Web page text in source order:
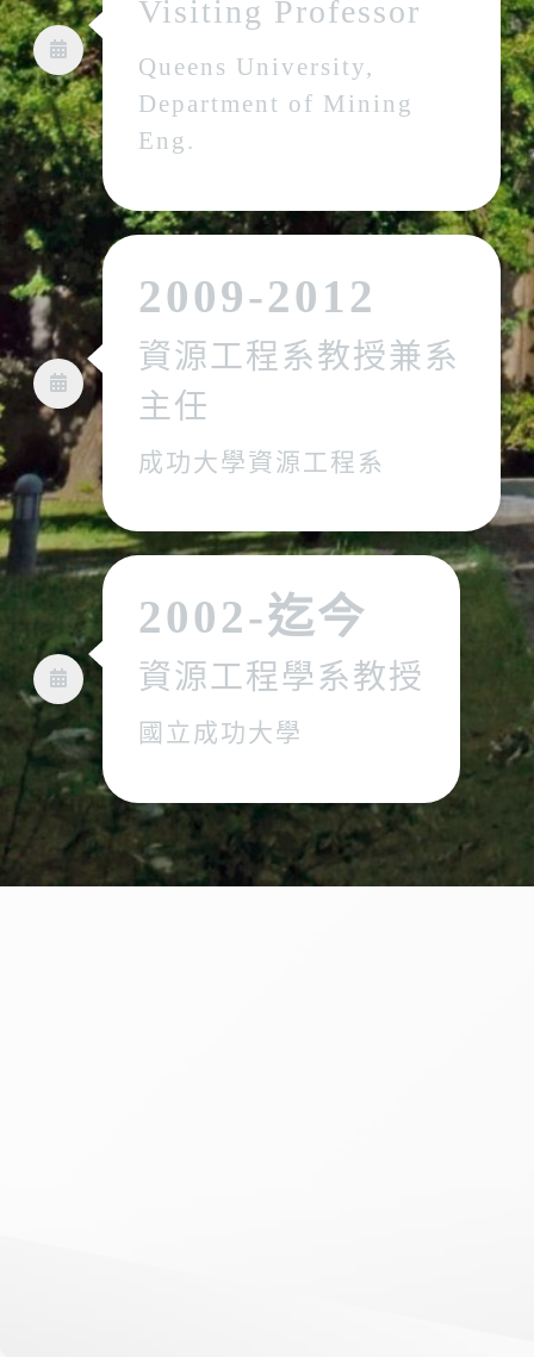
Visiting Professor
Queens University,
Department of Mining
Eng.
2009-2012
資源工程系教授兼系
主任
成功大學資源工程系
2002-迄今
資源工程學系教授
國立成功大學